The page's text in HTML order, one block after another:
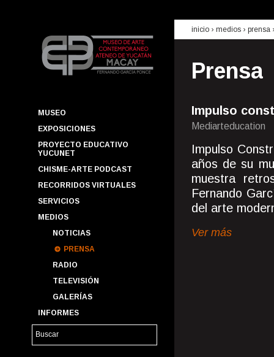
MUSEO
EXPOSICIONES
PROYECTO EDUCATIVO
YUCUNET
CHISME-ARTE PODCAST
RECORRIDOS VIRTUALES
SERVICIOS
MEDIOS
NOTICIAS
PRENSA
RADIO
TELEVISIÓN
GALERÍAS
INFORMES
inicio › medios › prensa
Prensa
Impulso
Mediarteducation
Impulso
años de su
muestra
Fernando
del arte
Ver más